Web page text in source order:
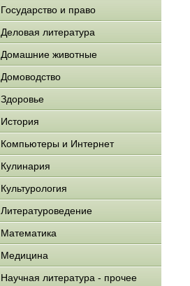
Государство и право
Деловая литература
Домашние животные
Домоводство
Здоровье
История
Компьютеры и Интернет
Кулинария
Культурология
Литературоведение
Математика
Медицина
Научная литература - прочее